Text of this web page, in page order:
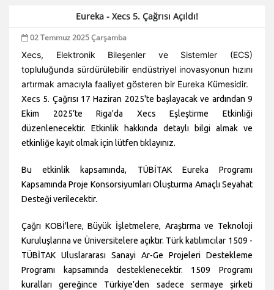
Eureka - Xecs 5. Çağrısı Açıldı!
02 Temmuz 2025 Çarşamba
Xecs, Elektronik Bileşenler ve Sistemler (ECS)
topluluğunda sürdürülebilir endüstriyel inovasyonun hızını
artırmak amacıyla faaliyet gösteren bir Eureka Kümesidir.
Xecs 5. Çağrısı 17 Haziran 2025'te başlayacak ve ardından 9
Ekim 2025’te Riga'da Xecs Eşleştirme Etkinliği
düzenlenecektir. Etkinlik hakkında detaylı bilgi almak ve
etkinliğe kayıt olmak için lütfen tıklayınız.
Bu etkinlik kapsamında, TÜBİTAK Eureka Programı
Kapsamında Proje Konsorsiyumları Oluşturma Amaçlı Seyahat
Desteği verilecektir.
Çağrı KOBİ'lere, Büyük İşletmelere, Araştırma ve Teknoloji
Kuruluşlarına ve Üniversitelere açıktır. Türk katılımcılar 1509 -
TÜBİTAK Uluslararası Sanayi Ar-Ge Projeleri Destekleme
Programı kapsamında desteklenecektir. 1509 Programı
kuralları gereğince Türkiye’den sadece sermaye şirketi